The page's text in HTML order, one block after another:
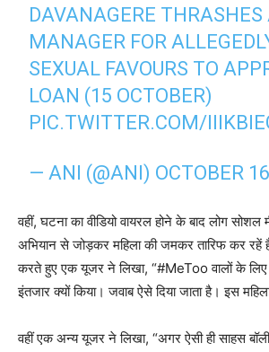
DAVANAGERE
MANAGER FOR
SEXUAL FAVOURS TO
LOAN (15 OCTOBER)
PIC.TWITTER.COM/
— ANI (@ANI) OCTOBER
वहीं, घटना का वीडियो वायरल होने के बाद लोग सोशल
अभियान से जोड़कर महिला की जमकर तारिफ कर रहें
करते हुए एक यूजर ने लिखा, “#MeToo वालों के
इंतजार क्यों किया। जवाब ऐसे दिया जाता है। इस
वहीं एक अन्य यूजर ने लिखा, “अगर ऐसी ही साहस